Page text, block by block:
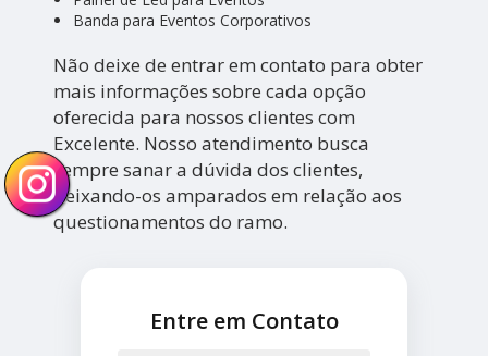
Banda para Eventos Corporativos
Não deixe de entrar em contato para obter
mais informações sobre cada opção
oferecida para nossos clientes com
Excelente. Nosso atendimento busca
sempre sanar a dúvida dos clientes,
deixando-os amparados em relação aos
questionamentos do ramo.
Entre em Contato